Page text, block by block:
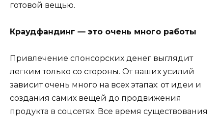
готовой вещью.
Краудфандинг — это очень много работы
Привлечение спонсорских денег выглядит
легким только со стороны. От ваших усилий
зависит очень много на всех этапах: от идеи и
создания самих вещей до продвижения
продукта в соцсетях. Все время существования